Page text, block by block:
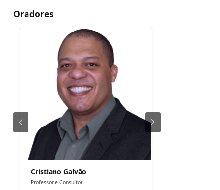
Oradores
Cristiano Galvão
Professor e Consultor